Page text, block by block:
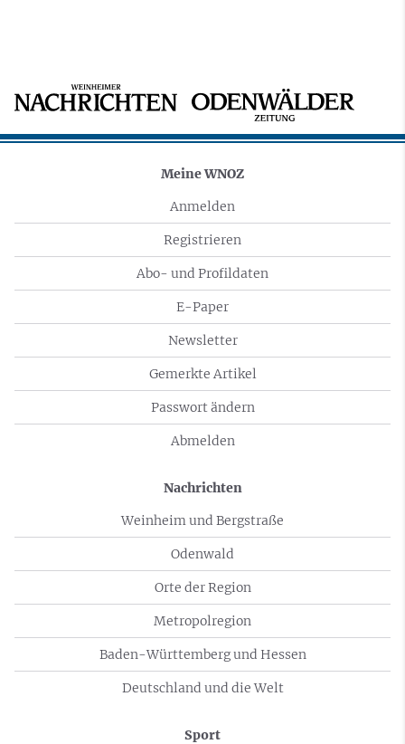
Meine WNOZ
Anmelden
Registrieren
Abo- und Profildaten
E-Paper
Newsletter
Gemerkte Artikel
Passwort ändern
Abmelden
Nachrichten
Weinheim und Bergstraße
Odenwald
Orte der Region
Metropolregion
Baden-Württemberg und Hessen
Deutschland und die Welt
Sport